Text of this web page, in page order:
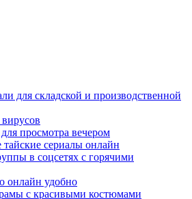
для складской и производственной
просмотра вечером
сериалы онлайн
в соцсетях с горячими
онлайн удобно
с красивыми костюмами